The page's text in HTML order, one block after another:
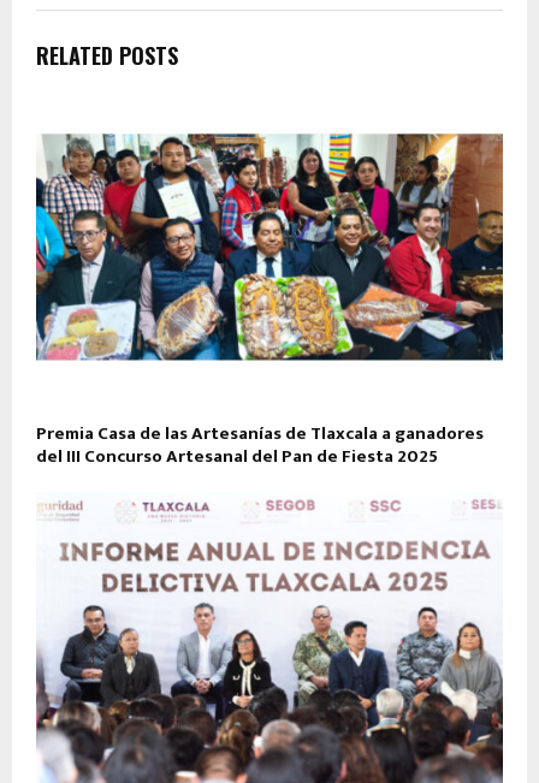
RELATED POSTS
Premia Casa de las Artesanías de Tlaxcala a ganadores
del III Concurso Artesanal del Pan de Fiesta 2025